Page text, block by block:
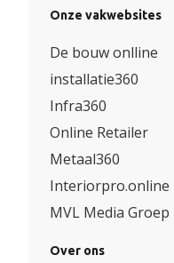
Onze vakwebsites
De bouw onlline
installatie360
Infra360
Online Retailer
Metaal360
Interiorpro.online
MVL Media Groep
Over ons